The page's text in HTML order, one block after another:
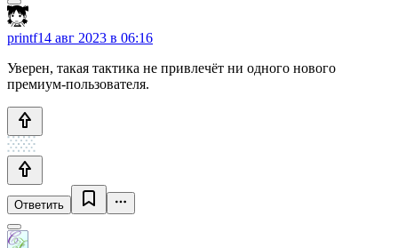
printf14 авг 2023 в 06:16
Уверен, такая тактика не привлечёт ни одного нового
премиум-пользователя.
Ответить